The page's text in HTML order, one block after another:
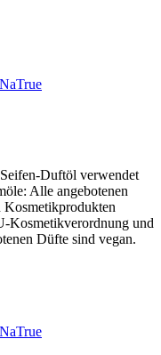
Duftöl verwendet
Alle angebotenen
Kosmetikprodukten
Kosmetikverordnung und
Düfte sind vegan.